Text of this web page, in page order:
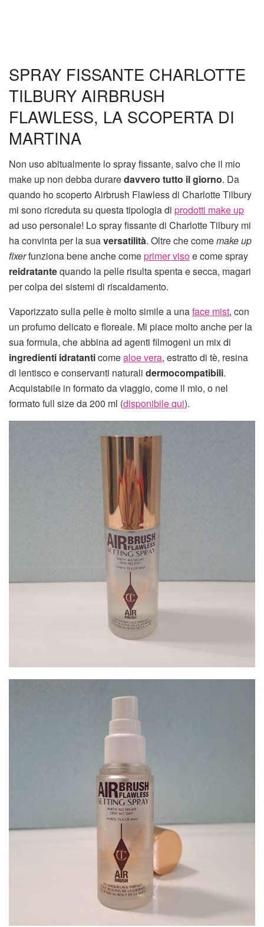
SPRAY FISSANTE CHARLOTTE
TILBURY AIRBRUSH
FLAWLESS, LA SCOPERTA DI
MARTINA
Non uso abitualmente lo spray fissante, salvo che il mio
make up non debba duraredavvero tutto il giorno. Da
quando ho scoperto Airbrush Flawless di Charlotte Tilbury
mi sono ricreduta su questa tipologia di prodotti make up
ad uso personale! Lo spray fissante di Charlotte Tilbury mi
ha convinta per la suaversatilità. Oltre che comemake up
fixerfunziona bene anche comeprimer visoe come spray
reidratantequando la pelle risulta spenta e secca, magari
per colpa dei sistemi di riscaldamento.
Vaporizzato sulla pelle è molto simile a unaface mist, con
un profumo delicato e floreale. Mi piace molto anche per la
sua formula, che abbina ad agenti filmogeni un mix di
ingredienti idratanticomealoe vera, estratto di tè, resina
di lentisco e conservanti naturali dermocompatibili.
Acquistabile in formato da viaggio, come il mio, o nel
formato full size da 200 ml (disponibile qui).